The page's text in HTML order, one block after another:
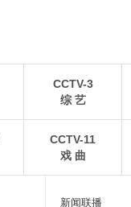
8月6日，重庆梁平星
CCTV-3
综 艺
CCTV-11
戏 曲
新闻联播